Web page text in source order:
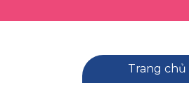
Trang chủ